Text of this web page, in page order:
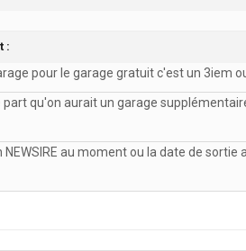
:
pour le garage gratuit c'est un 3iem
qu'on aurait un garage
au moment ou la date de sortie